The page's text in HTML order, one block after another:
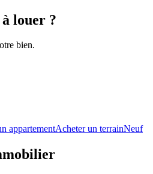
louer ?
bien.
appartementAcheter un terrainNeuf